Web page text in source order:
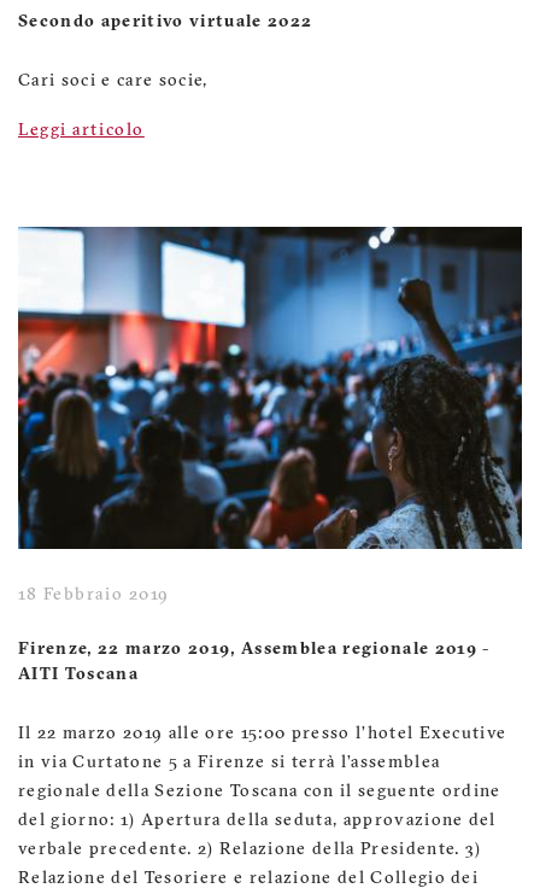
Secondo aperitivo virtuale 2022
Cari soci e care socie,
Leggi articolo
18 Febbraio 2019
Firenze, 22 marzo 2019, Assemblea regionale 2019 -
AITI Toscana
Il 22 marzo 2019 alle ore 15:00 presso l’hotel Executive
in via Curtatone 5 a Firenze si terrà l’assemblea
regionale della Sezione Toscana con il seguente ordine
del giorno: 1) Apertura della seduta, approvazione del
verbale precedente. 2) Relazione della Presidente. 3)
Relazione del Tesoriere e relazione del Collegio dei